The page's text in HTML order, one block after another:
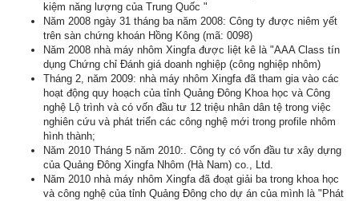
kiệm năng lượng của Trung Quốc "
Năm 2008 ngày 31 tháng ba năm 2008: Công ty được niêm yết
trên sàn chứng khoán Hồng Kông (mã: 0098)
Năm 2008 nhà máy nhôm Xingfa được liệt kê là "AAA Class tín
dụng Chứng chỉ Đánh giá doanh nghiệp (công nghiệp nhôm)
Tháng 2, năm 2009: nhà máy nhôm Xingfa đã tham gia vào các
hoạt động quy hoạch của tỉnh Quảng Đông Khoa học và Công
nghệ Lộ trình và có vốn đầu tư 12 triệu nhân dân tệ trong việc
nghiên cứu và phát triển các công nghệ mới trong profile nhôm
hình thành;
Năm 2010 Tháng 5 năm 2010:. Công ty có vốn đầu tư xây dựng
của Quảng Đông Xingfa Nhôm (Hà Nam) co., Ltd.
Năm 2010 nhà máy nhôm Xingfa đã đoạt giải ba trong khoa học
và công nghệ của tỉnh Quảng Đông cho dự án của mình là "Phát